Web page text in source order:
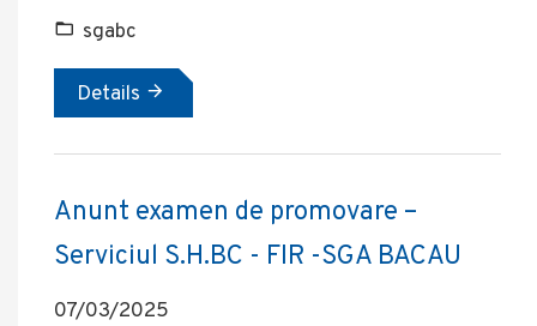
sgabc
Details
Anunt examen de promovare –
Serviciul S.H.BC - FIR -SGA BACAU
07/03/2025